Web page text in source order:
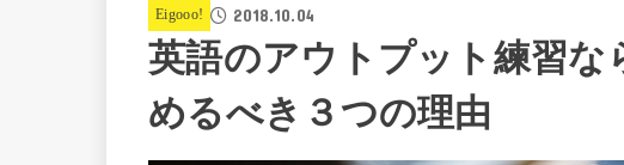
Eigooo! 2018.10.04
英語のアウトプット練習な
めるべき３つの理由